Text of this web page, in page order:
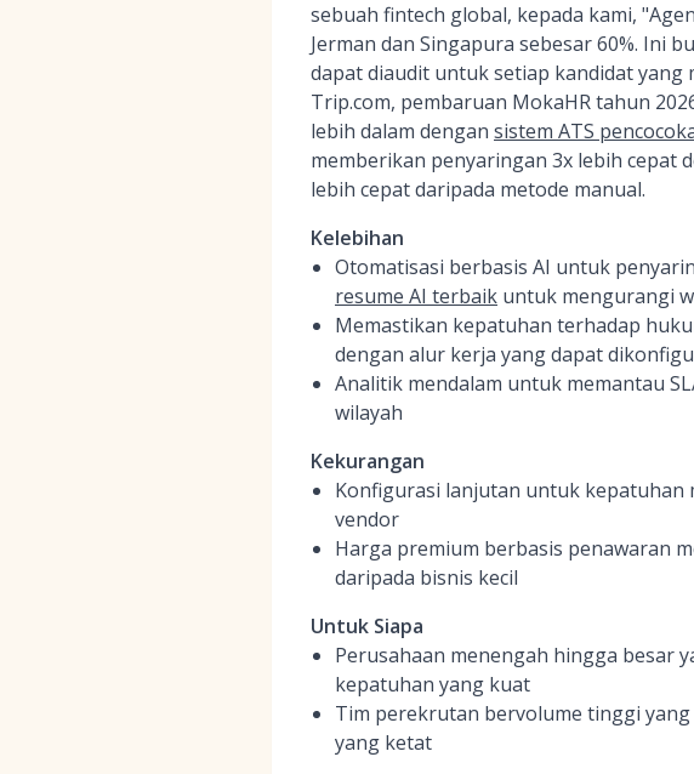
sebuah fintech global, kepada kami,
Jerman dan Singapura sebesar 60%. Ini
dapat diaudit untuk setiap kandidat yang
Trip.com, pembaruan MokaHR tahun
lebih dalam dengan sistem ATS
memberikan penyaringan 3x lebih cepat
lebih cepat daripada metode manual.
Kelebihan
Otomatisasi berbasis AI untuk
resume AI terbaik untuk mengurangi
Memastikan kepatuhan terhadap
dengan alur kerja yang dapat
Analitik mendalam untuk memantau
wilayah
Kekurangan
Konfigurasi lanjutan untuk
vendor
Harga premium berbasis penawaran
daripada bisnis kecil
Untuk Siapa
Perusahaan menengah hingga besar
kepatuhan yang kuat
Tim perekrutan bervolume tinggi
yang ketat